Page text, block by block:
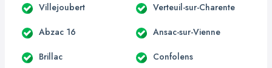
Villejoubert Verteuil-sur-Charente
Abzac 16 Ansac-sur-Vienne
Brillac Confolens